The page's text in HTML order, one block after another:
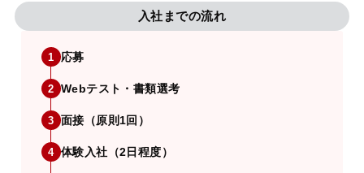
入社までの流れ
1 応募
2 Webテスト・書類選考
3 面接（原則1回）
4 体験入社（2日程度）